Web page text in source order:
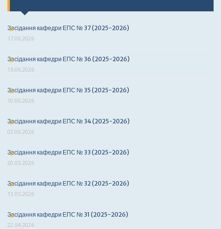
Засідання кафедри ЕПС № 37 (2025-2026)
17.06.2026
Засідання кафедри ЕПС № 36 (2025-2026)
15.06.2026
Засідання кафедри ЕПС № 35 (2025-2026)
10.06.2026
Засідання кафедри ЕПС № 34 (2025-2026)
02.06.2026
Засідання кафедри ЕПС № 33 (2025-2026)
20.05.2026
Засідання кафедри ЕПС № 32 (2025-2026)
13.05.2026
Засідання кафедри ЕПС № 31 (2025-2026)
22.04.2026